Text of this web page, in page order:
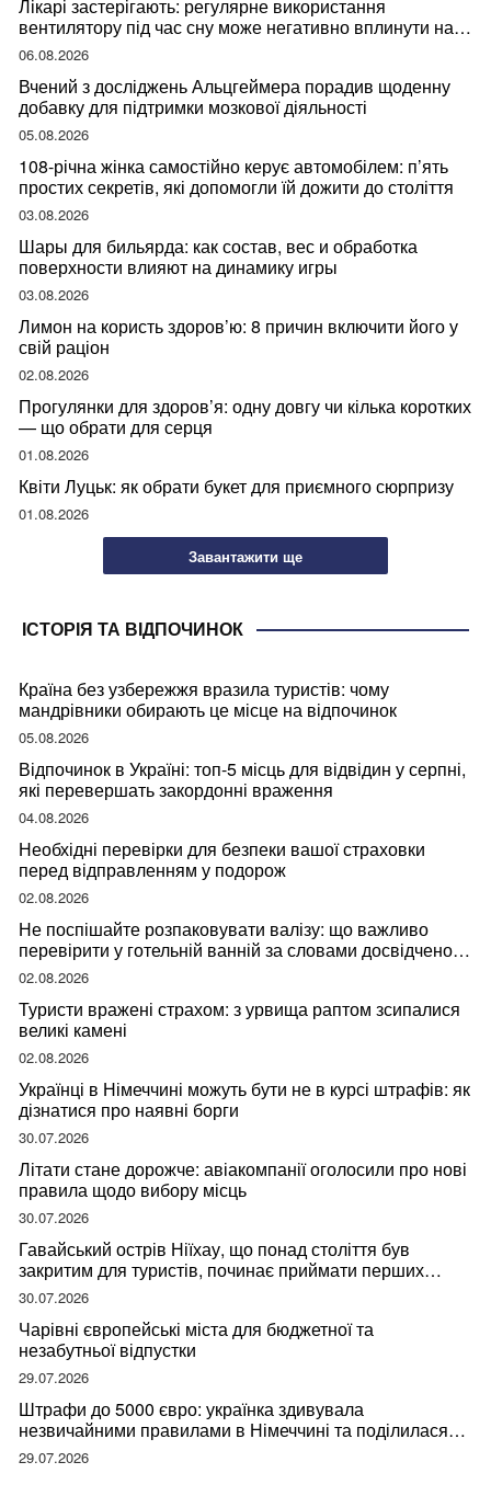
Лікарі застерігають: регулярне використання
вентилятору під час сну може негативно вплинути на
ваше здоров’я
06.08.2026
Вчений з досліджень Альцгеймера порадив щоденну
добавку для підтримки мозкової діяльності
05.08.2026
108-річна жінка самостійно керує автомобілем: п’ять
простих секретів, які допомогли їй дожити до століття
03.08.2026
Шары для бильярда: как состав, вес и обработка
поверхности влияют на динамику игры
03.08.2026
Лимон на користь здоров’ю: 8 причин включити його у
свій раціон
02.08.2026
Прогулянки для здоров’я: одну довгу чи кілька коротких
— що обрати для серця
01.08.2026
Квіти Луцьк: як обрати букет для приємного сюрпризу
01.08.2026
Завантажити ще
ІСТОРІЯ ТА ВІДПОЧИНОК
Країна без узбережжя вразила туристів: чому
мандрівники обирають це місце на відпочинок
05.08.2026
Відпочинок в Україні: топ-5 місць для відвідин у серпні,
які перевершать закордонні враження
04.08.2026
Необхідні перевірки для безпеки вашої страховки
перед відправленням у подорож
02.08.2026
Не поспішайте розпаковувати валізу: що важливо
перевірити у готельній ванній за словами досвідченої
мандрівниці
02.08.2026
Туристи вражені страхом: з урвища раптом зсипалися
великі камені
02.08.2026
Українці в Німеччині можуть бути не в курсі штрафів: як
дізнатися про наявні борги
30.07.2026
Літати стане дорожче: авіакомпанії оголосили про нові
правила щодо вибору місць
30.07.2026
Гавайський острів Ніїхау, що понад століття був
закритим для туристів, починає приймати перших
відвідувачів
30.07.2026
Чарівні європейські міста для бюджетної та
незабутньої відпустки
29.07.2026
Штрафи до 5000 євро: українка здивувала
незвичайними правилами в Німеччині та поділилася
правдою
29.07.2026